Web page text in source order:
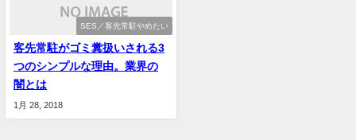
SES／客先常駐やめたい
客先常駐がゴミ糞扱いされる3
つのシンプルな理由。業界の
闇とは
1月 28, 2018